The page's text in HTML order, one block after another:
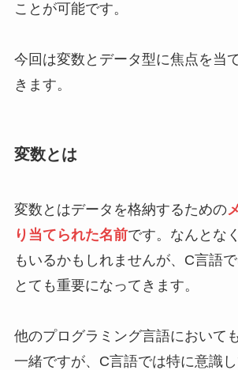
ことが可能です。
今回は変数とデータ型に焦点を当
きます。
変数とは
変数とはデータを格納するための
り当てられた名前です。なんとな
もいるかもしれませんが、C言語
とても重要になってきます。
他のプログラミング言語において
一緒ですが、C言語では特に意識し